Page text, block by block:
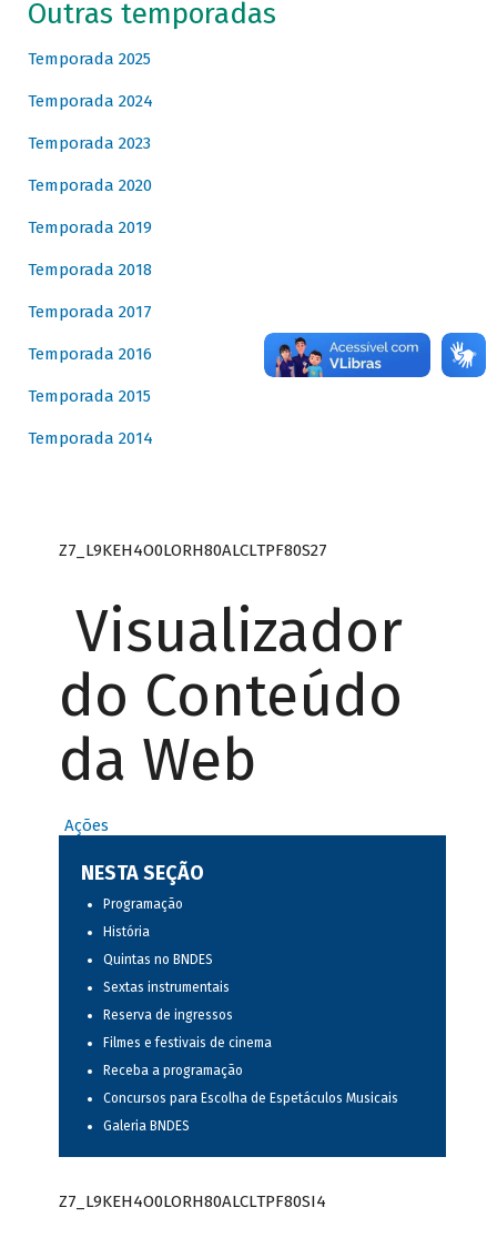
Outras temporadas
Temporada 2025
Temporada 2024
Temporada 2023
Temporada 2020
Temporada 2019
Temporada 2018
Temporada 2017
Temporada 2016
Temporada 2015
Temporada 2014
Z7_L9KEH4O0LORH80ALCLTPF80S27
Visualizador
do Conteúdo
da Web
Ações
NESTA SEÇÃO
Programação
História
Quintas no BNDES
Sextas instrumentais
Reserva de ingressos
Filmes e festivais de cinema
Receba a programação
Concursos para Escolha de Espetáculos Musicais
Galeria BNDES
Z7_L9KEH4O0LORH80ALCLTPF80SI4